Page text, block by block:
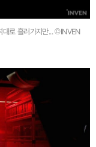
대로 흘러가지만... ©INVEN